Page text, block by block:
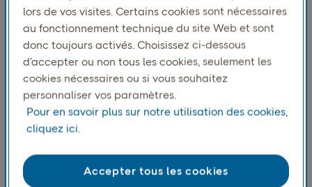
Asket est une marque de mode nordique connue pour
son engagement en faveur de la qualité, de la
transparence et de la durabilité. Les clients attendent
une expérience de livraison reflétant le soin et l’attention
que la marque accorde à ses produits. Après le
déménagement de son entrepôt, Asket recherchait une
solution qui préserverait une expérience de livraison
locale de confiance dans tous les pays nordiques tout en
responsabilité définissant la marque dans chaque colis.
lors de vos visites. Certains cookies sont nécessaires
au fonctionnement technique du site Web et sont
donc toujours activés. Choisissez ci-dessous
d’accepter ou non tous les cookies, seulement les
cookies nécessaires ou si vous souhaitez
personnaliser vos paramètres.
Pour en savoir plus sur notre utilisation des cookies,
cliquez ici.
Accepter tous les cookies